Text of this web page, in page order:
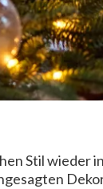
Stil wieder